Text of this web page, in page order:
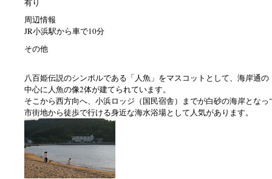
有り
周辺情報
JR小浜駅から車で10分
その他
八百姫伝説のシンボルである「人魚」をマスコットとして、海岸通の
中心に人魚の像2体が建てられています。
そこから西方向へ、小浜ロッジ（国民宿舎）までが白砂の海岸となっ
市街地から徒歩で行ける身近な海水浴場として人気があります。